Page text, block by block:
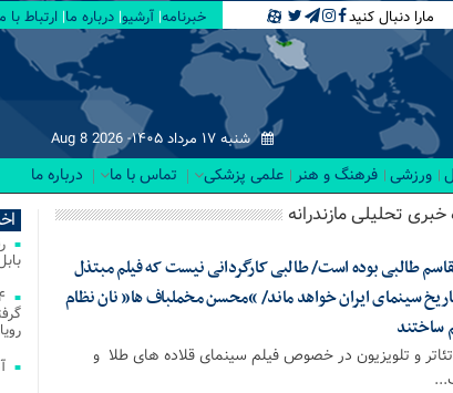
مارا دنبال کنید خبرنامه آرشیو درباره ما ارتباط با
شنبه ۱۷ مرداد ۱۴۰۵- Aug 8 2026
ورزشی فرهنگ و هنر علمی پزشکی تماس با ما درباره ما
خبری تحلیلی مازندرانه
طالبی بوده است/ طالبی کارگردانی نیست که فیلم مبتذل
سینمای ایران خواهد ماند/ “محسن مخملباف ها” نان نظام
ساختند
تئاتر و تلویزیون در خصوص فیلم سینمای قلاده های طلا و